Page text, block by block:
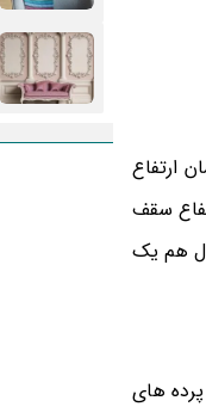
ارتفاع
سقف
هم یک
های